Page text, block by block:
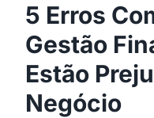
5 Erros
Gestão
Estão
Negócio